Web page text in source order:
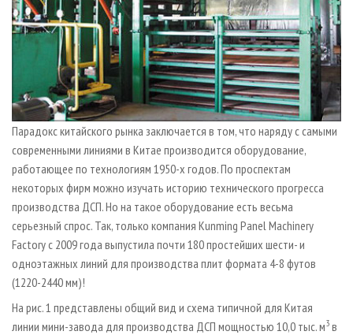
Парадокс китайского рынка заключается в том, что наряду с самыми
современными линиями в Китае производится оборудование,
работающее по технологиям 1950-х годов. По проспектам
некоторых фирм можно изучать историю технического прогресса
производства ДСП. Но на такое оборудование есть весьма
серьезный спрос. Так, только компания Kunming Panel Machinery
Factory с 2009 года выпустила почти 180 простейших шести- и
одноэтажных линий для производства плит формата 4-8 футов
(1220-2440 мм)!
На рис. 1 представлены общий вид и схема типичной для Китая
линии мини-завода для производства ДСП мощностью 10,0 тыс. м3 в